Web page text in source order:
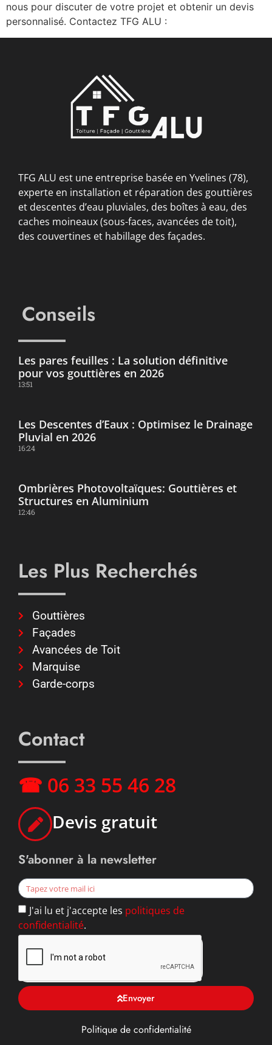
nous pour discuter de votre projet et obtenir un devis
personnalisé. Contactez TFG ALU :
TFG ALU est une entreprise basée en Yvelines (78),
experte en installation et réparation des gouttières
et descentes d’eau pluviales, des boîtes à eau, des
caches moineaux (sous-faces, avancées de toit),
des couvertines et habillage des façades.
Conseils
Les pares feuilles : La solution définitive
pour vos gouttières en 2026
13:51
Les Descentes d’Eaux : Optimisez le Drainage
Pluvial en 2026
16:24
Ombrières Photovoltaïques: Gouttières et
Structures en Aluminium
12:46
Les Plus Recherchés
Gouttières
Façades
Avancées de Toit
Marquise
Garde-corps
Contact
☎ 06 33 55 46 28
Devis gratuit
S'abonner à la newsletter
J'ai lu et j'accepte les politiques de
confidentialité.
Envoyer
Politique de confidentialité